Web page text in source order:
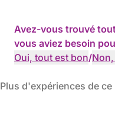
Avez-vous trouvé
vous aviez besoin
Oui, tout est bon/
Plus d'expériences de